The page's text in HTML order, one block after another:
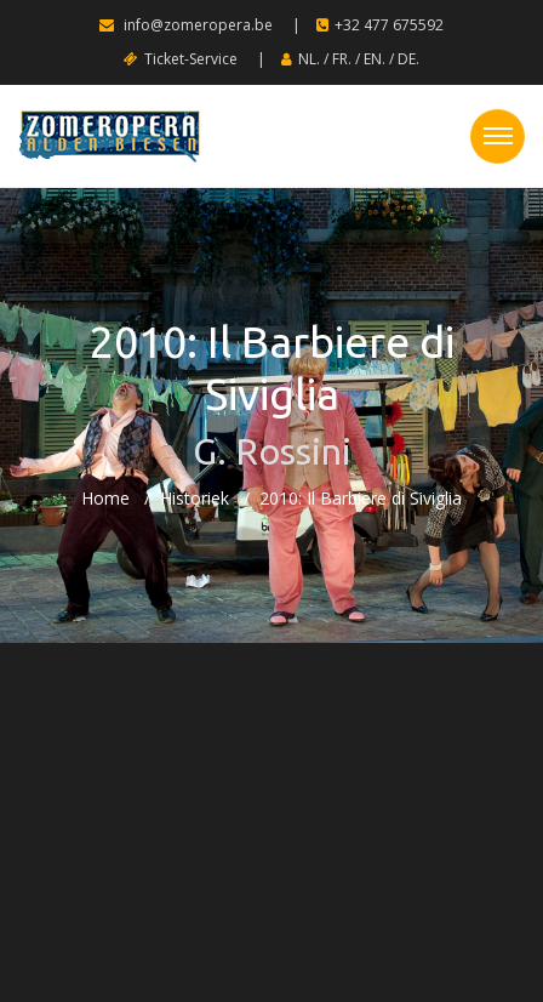
info@zomeropera.be |
+32 477 675592
Ticket-Service
| NL. / FR. / EN. / DE.
2010: Il Barbiere di
Siviglia
G. Rossini
Home Historiek 2010: Il Barbiere di Siviglia